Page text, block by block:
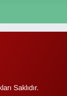
Saklıdır.